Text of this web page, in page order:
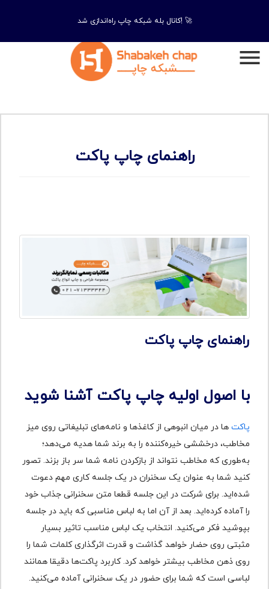
کانال بله شبکه چاپ راه‌اندازی شد! 🚀
راهنمای چاپ پاکت
راهنمای چاپ پاکت
با اصول اولیه چاپ پاکت آشنا شوید
پاکت ‌ها در میان انبوهی از کاغذها و نامه‌های تبلیغاتی روی میز
مخاطب، درخششی خیره‌کننده را به برند شما هدیه می‌دهد؛
به‌طوری که مخاطب نتواند از بازکردن نامه شما سر باز بزند. تصور
کنید شما به عنوان یک سخنران در یک جلسه کاری مهم دعوت
شده‌اید. برای شرکت در این جلسه قطعا متن سخنرانی جذاب خود
را آماده کرده‌اید. بعد از آن اما به لباس مناسبی که باید در جلسه
بپوشید فکر می‌کنید. انتخاب یک لباس مناسب تاثیر بسیار
مثبتی روی حضار خواهد گذاشت و قدرت اثرگذاری کلمات شما را
روی ذهن مخاطب بیشتر خواهد کرد. کاربرد پاکت‌ها دقیقا همانند
لباسی است که شما برای حضور در یک سخنرانی آماده می‌کنید.